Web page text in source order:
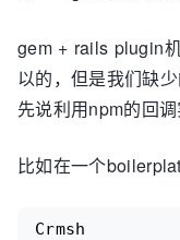
gem + rails plugin
以的，但是我们缺
先说利用npm的回
比如在一个
Crmsh